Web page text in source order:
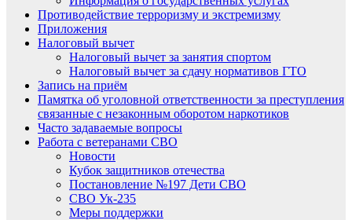
Противодействие терроризму и экстремизму
Приложения
Налоговый вычет
Налоговый вычет за занятия спортом
Налоговый вычет за сдачу нормативов ГТО
Запись на приём
Памятка об уголовной ответственности за преступления
связанные с незаконным оборотом наркотиков
Часто задаваемые вопросы
Работа с ветеранами СВО
Новости
Кубок защитников отечества
Постановление №197 Дети СВО
СВО Ук-235
Меры поддержки